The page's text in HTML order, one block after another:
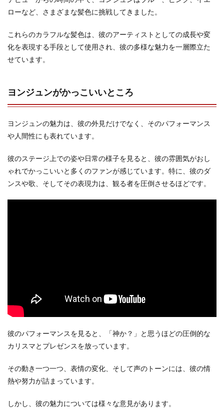
ローなど、さまざまな髪色に挑戦してきました。
これらのカラフルな髪色は、彼のアーティストとしての成長や変
化を表現する手段として使用され、彼の多様な魅力を一層際立た
せています。
ヨンジュンがかっこいいところ
ヨンジュンの魅力は、彼の外見だけでなく、そのパフォーマンス
や人間性にも表れています。
彼のステージ上での姿や日常の様子を見ると、彼の雰囲気がおし
ゃれでかっこいいと多くのファンが感じています。特に、彼のダ
ンスや歌、そしてその表現力は、観る者を圧倒させるほどです。
彼のパフォーマンスを見ると、「神か？」と思うほどの圧倒的な
カリスマとプレゼンスを放っています。
その動き一つ一つ、表情の変化、そして声のトーンには、彼の情
熱や努力が詰まっています。
しかし、彼の魅力については様々な意見があります。